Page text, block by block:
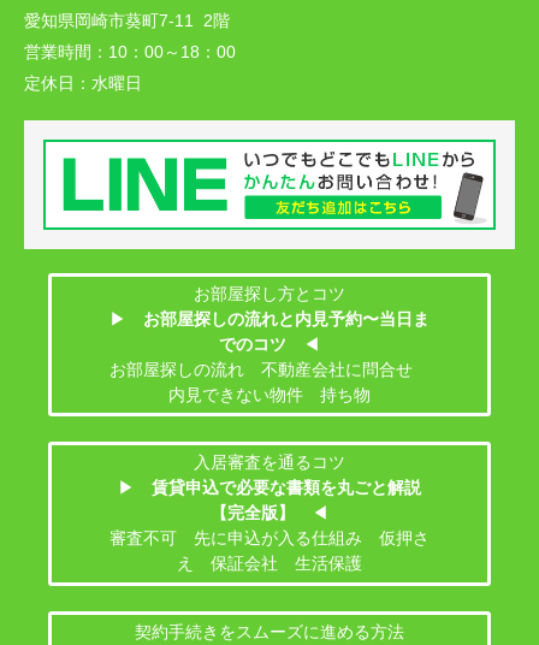
愛知県岡崎市葵町7-11 2階
営業時間： 10：00～18：00
定休日： 水曜日
お部屋探し方とコツ
▶
お部屋探しの流れと内見予約〜当日ま
でのコツ
◀
お部屋探しの流れ 不動産会社に問合せ
内見できない物件 持ち物
入居審査を通るコツ
▶
賃貸申込で必要な書類を丸ごと解説
【完全版】
◀
審査不可 先に申込が入る仕組み 仮押さ
え 保証会社 生活保護
契約手続きをスムーズに進める方法